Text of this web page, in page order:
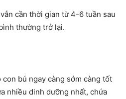
cần thời gian từ 4-6 tuần sau
thường trở lại.
bú ngay càng sớm càng tốt
nhiều dinh dưỡng nhất, chứa